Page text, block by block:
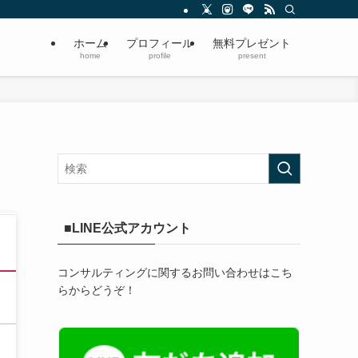
ホーム
home
プロフィール
profile
無料プレゼント
present
■LINE公式アカウント
コンサルティングに関するお問い合わせはこち
らからどうぞ！